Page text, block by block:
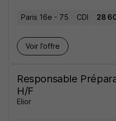
Paris 16e - 75 CDI 28
Voir l’offre
Responsable
H/F
Elior